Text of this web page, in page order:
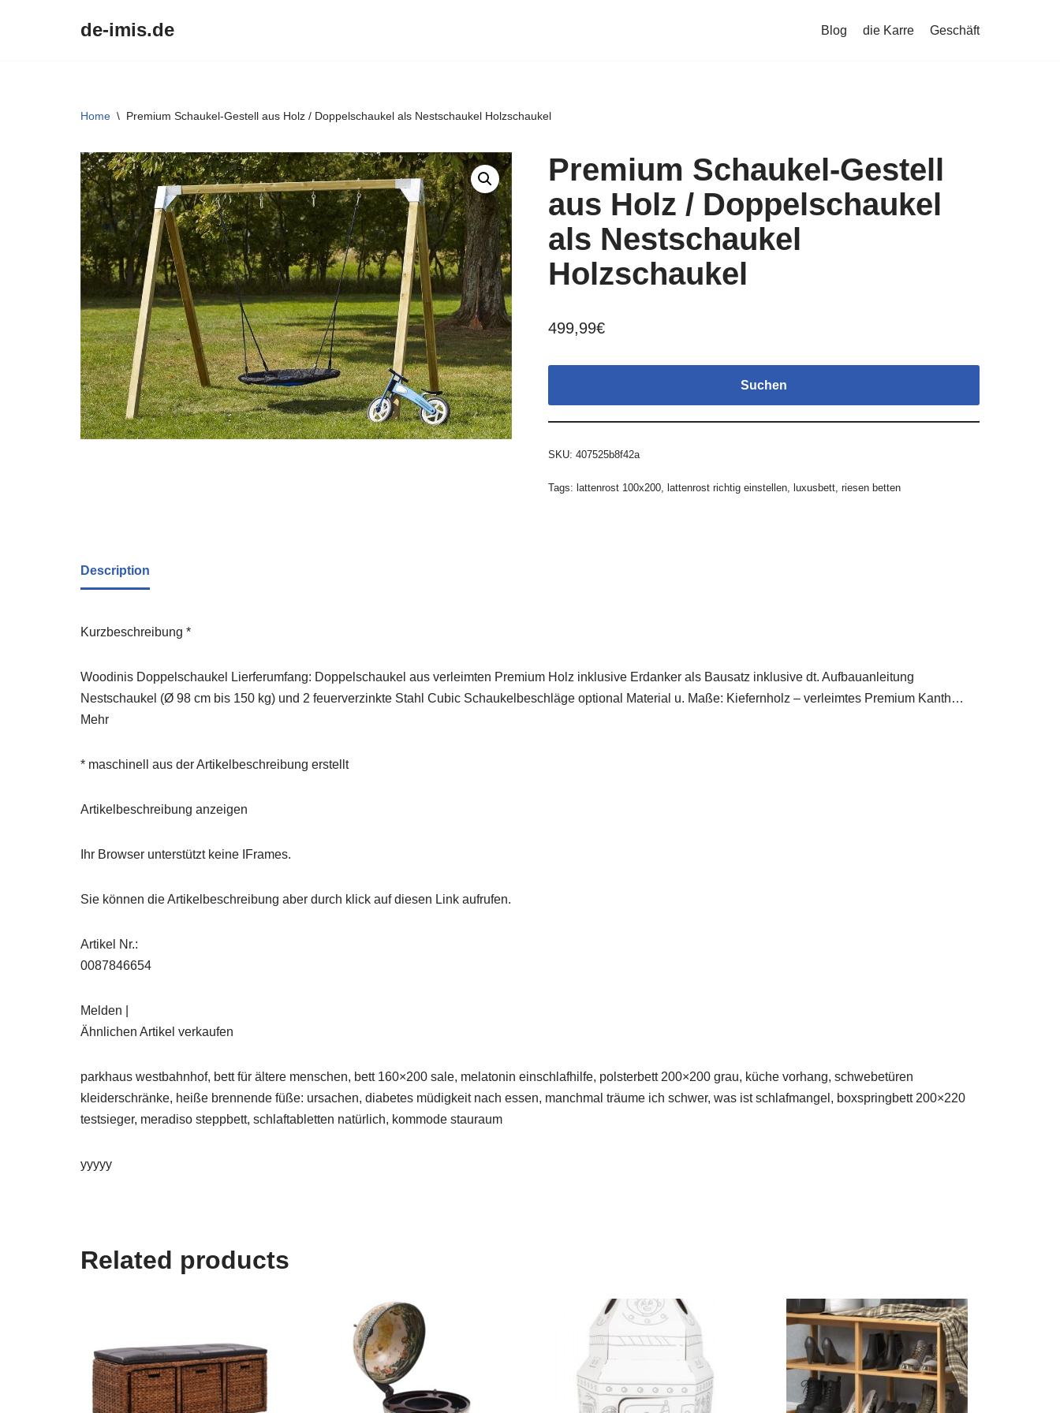
de-imis.de Blog die Karre Geschäft
Home \ Premium Schaukel-Gestell aus Holz / Doppelschaukel als Nestschaukel Holzschaukel
Premium Schaukel-Gestell
aus Holz / Doppelschaukel
als Nestschaukel
Holzschaukel
499,99€
Suchen
SKU: 407525b8f42a
Tags: lattenrost 100x200, lattenrost richtig einstellen, luxusbett, riesen betten
Description
Kurzbeschreibung *
Woodinis Doppelschaukel Lierferumfang: Doppelschaukel aus verleimten Premium Holz inklusive Erdanker als Bausatz inklusive dt. Aufbauanleitung
Nestschaukel (Ø 98 cm bis 150 kg) und 2 feuerverzinkte Stahl Cubic Schaukelbeschläge optional Material u. Maße: Kiefernholz – verleimtes Premium Kanth…
Mehr
* maschinell aus der Artikelbeschreibung erstellt
Artikelbeschreibung anzeigen
Ihr Browser unterstützt keine IFrames.
Sie können die Artikelbeschreibung aber durch klick auf diesen Link aufrufen.
Artikel Nr.:
0087846654
Melden |
Ähnlichen Artikel verkaufen
parkhaus westbahnhof, bett für ältere menschen, bett 160×200 sale, melatonin einschlafhilfe, polsterbett 200×200 grau, küche vorhang, schwebetüren
kleiderschränke, heiße brennende füße: ursachen, diabetes müdigkeit nach essen, manchmal träume ich schwer, was ist schlafmangel, boxspringbett 200×220
testsieger, meradiso steppbett, schlaftabletten natürlich, kommode stauraum
yyyyy
Related products